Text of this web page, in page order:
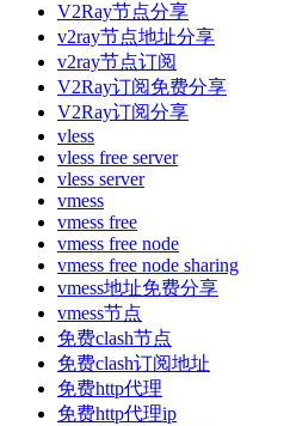
V2Ray节点分享
v2ray节点地址分享
v2ray节点订阅
V2Ray订阅免费分享
V2Ray订阅分享
vless
vless free server
vless server
vmess
vmess free
vmess free node
vmess free node sharing
vmess地址免费分享
vmess节点
免费clash节点
免费clash订阅地址
免费http代理
免费http代理ip